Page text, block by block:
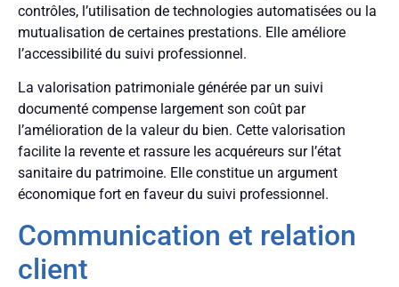
contrôles, l’utilisation de technologies automatisées ou la
mutualisation de certaines prestations. Elle améliore
l’accessibilité du suivi professionnel.
La valorisation patrimoniale générée par un suivi
documenté compense largement son coût par
l’amélioration de la valeur du bien. Cette valorisation
facilite la revente et rassure les acquéreurs sur l’état
sanitaire du patrimoine. Elle constitue un argument
économique fort en faveur du suivi professionnel.
Communication et relation
client